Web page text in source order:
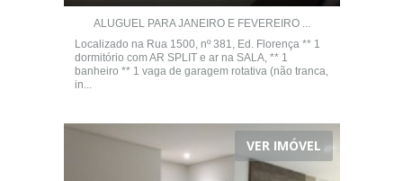
ALUGUEL PARA JANEIRO E FEVEREIRO ...
Localizado na Rua 1500, nº 381, Ed. Florença ** 1
dormitório com AR SPLIT e ar na SALA, ** 1
banheiro ** 1 vaga de garagem rotativa (não tranca,
in...
VER IMÓVEL